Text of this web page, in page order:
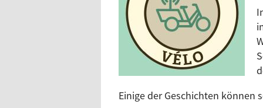
Einige der Geschichten